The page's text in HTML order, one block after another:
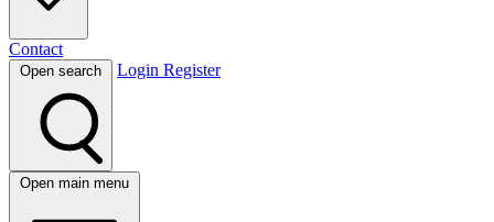
Contact
Open search Login Register
Open main menu